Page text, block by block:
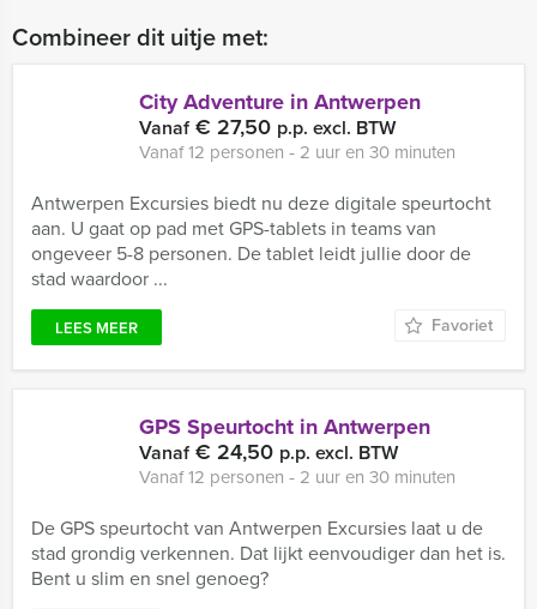
Combineer dit uitje met:
City Adventure in Antwerpen
Vanaf€ 27,50 p.p. excl. BTW
Vanaf 12 personen ‐ 2 uur en 30 minuten
Antwerpen Excursies biedt nu deze digitale speurtocht
aan. U gaat op pad met GPS-tablets in teams van
ongeveer 5-8 personen. De tablet leidt jullie door de
stad waardoor ...
LEES MEER Favoriet
GPS Speurtocht in Antwerpen
Vanaf€ 24,50 p.p. excl. BTW
Vanaf 12 personen ‐ 2 uur en 30 minuten
De GPS speurtocht van Antwerpen Excursies laat u de
stad grondig verkennen. Dat lijkt eenvoudiger dan het is.
Bent u slim en snel genoeg?